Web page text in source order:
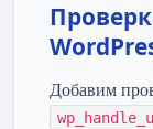
Добавим